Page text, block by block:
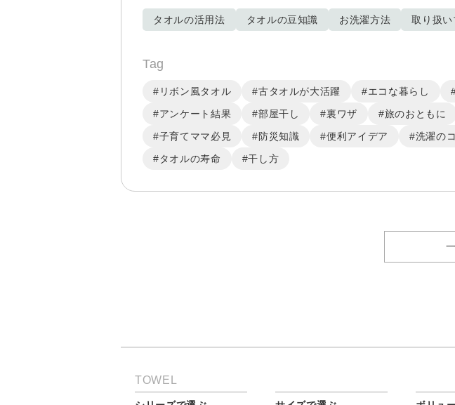
タオルの活用法 タオルの豆知識 お洗濯方法 取り扱い
Tag
#リボン風タオル #古タオルが大活躍 #エコな暮らし
#アンケート結果
#部屋干し #裏ワザ #旅のおともに
#子育てママ必見
#防災知識 #便利アイデア #洗濯の
#タオルの寿命
#干し方
TOWEL